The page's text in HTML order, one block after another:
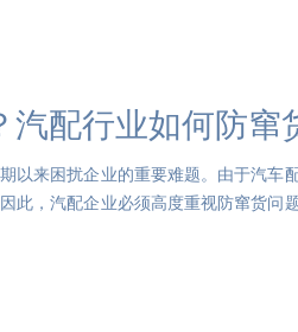
汽配行业如何防窜
以来困扰企业的重要难题。由于汽车
此，汽配企业必须高度重视防窜货问